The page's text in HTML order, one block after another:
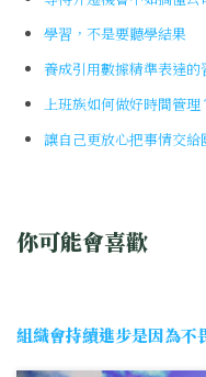
學習，不是要聽學結果
養成引用數據精準表達的
上班族如何做好時間管
讓自己更放心把事情交給
你可能會喜歡
組織會持續進步是因為不